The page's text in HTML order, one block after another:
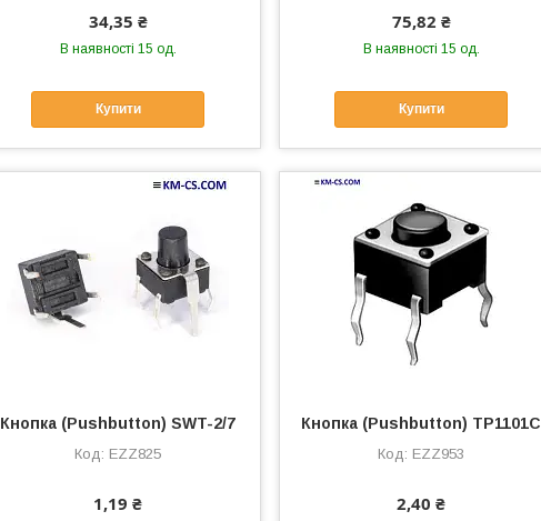
34,35 ₴
В наявності 15 од.
Купити
75,82 ₴
В наявності 15 од.
Купити
Кнопка (Pushbutton) SWT-2/7
EZZ825
1,19 ₴
Кнопка (Pushbutton) TP1101C
EZZ953
2,40 ₴